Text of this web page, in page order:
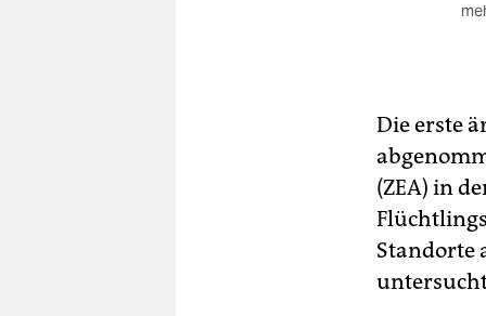
Die erste
(ZEA) in
Standorte